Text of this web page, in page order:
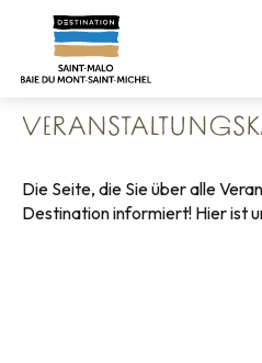
contenu
Startseite
Veranstaltungskalender
Die Seite, die Sie über alle
Destination informiert! Hier ist